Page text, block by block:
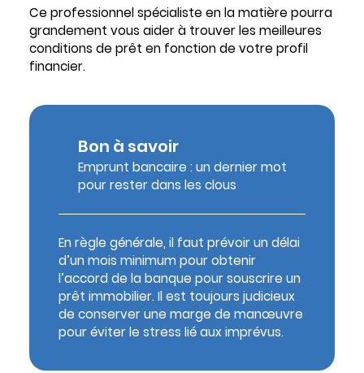
Ce professionnel spécialiste en la matière pourra
grandement vous aider à trouver les meilleures
conditions de prêt en fonction de votre profil
financier.
Bon à savoir
Emprunt bancaire : un dernier mot
pour rester dans les clous
En règle générale, il faut prévoir un délai
d’un mois minimum pour obtenir
l’accord de la banque pour souscrire un
prêt immobilier. Il est toujours judicieux
de conserver une marge de manœuvre
pour éviter le stress lié aux imprévus.